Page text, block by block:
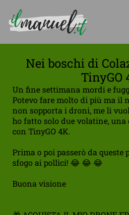
Nei boschi di
TinyGO
Un fine settimana mordi e
Potevo fare molto di più ma il
non sopporta i droni, me li
ho fatto solo due volatine,
con TinyGO 4K.
Prima o poi passerò da queste
sfogo ai pollici! 😂 😂 😂
Buona visione